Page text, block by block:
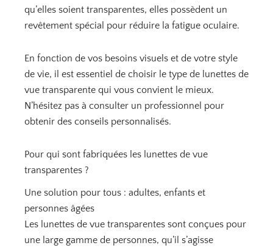
qu’elles soient transparentes, elles possèdent un
revêtement spécial pour réduire la fatigue oculaire.
En fonction de vos besoins visuels et de votre style
de vie, il est essentiel de choisir le type de lunettes de
vue transparente qui vous convient le mieux.
N’hésitez pas à consulter un professionnel pour
obtenir des conseils personnalisés.
Pour qui sont fabriquées les lunettes de vue
transparentes ?
Une solution pour tous : adultes, enfants et
personnes âgées
Les lunettes de vue transparentes sont conçues pour
une large gamme de personnes, qu’il s’agisse